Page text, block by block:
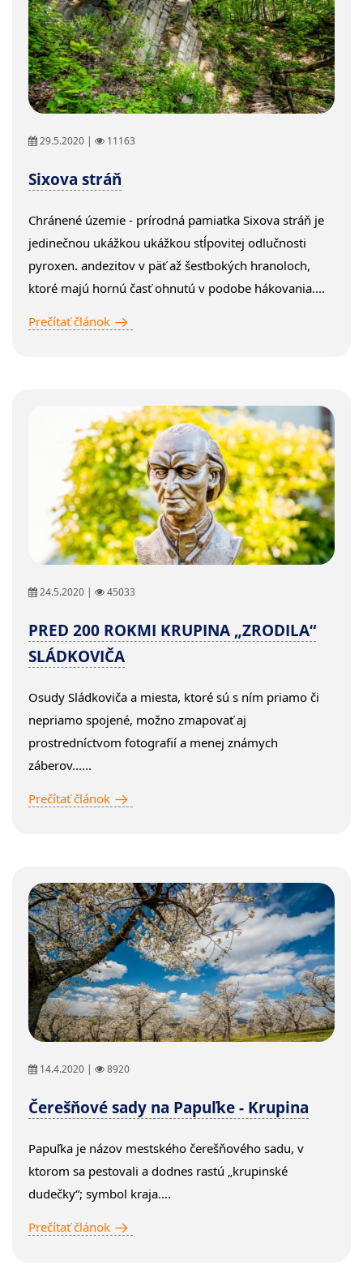
29.5.2020 | 11163
Sixova stráň
Chránené územie - prírodná pamiatka Sixova stráň je
jedinečnou ukážkou ukážkou stĺpovitej odlučnosti
pyroxen. andezitov v päť až šesťbokých hranoloch,
ktoré majú hornú časť ohnutú v podobe hákovania....
Prečítať článok
24.5.2020 | 45033
PRED 200 ROKMI KRUPINA „ZRODILA“
SLÁDKOVIČA
Osudy Sládkoviča a miesta, ktoré sú s ním priamo či
nepriamo spojené, možno zmapovať aj
prostredníctvom fotografií a menej známych
záberov......
Prečítať článok
14.4.2020 | 8920
Čerešňové sady na Papuľke - Krupina
Papuľka je názov mestského čerešňového sadu, v
ktorom sa pestovali a dodnes rastú „krupinské
dudečky“; symbol kraja....
Prečítať článok